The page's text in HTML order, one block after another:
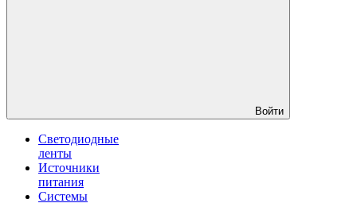
Войти
Светодиодные
ленты
Источники
питания
Системы